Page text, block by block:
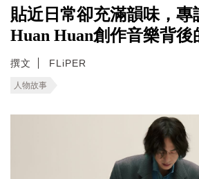
貼近日常卻充滿韻味，專
Huan Huan創作音樂背後
撰文 FLiPER
人物故事